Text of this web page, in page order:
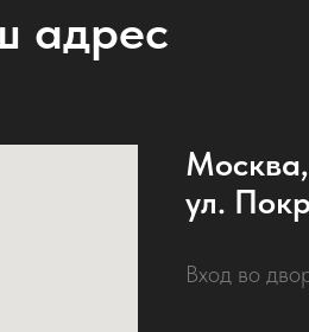
адрес
ул.
Вход во